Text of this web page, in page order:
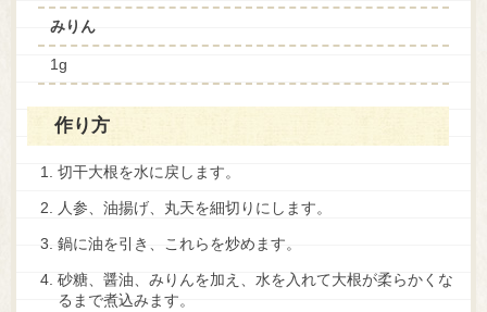
みりん
1g
作り方
切干大根を水に戻します。
人参、油揚げ、丸天を細切りにします。
鍋に油を引き、これらを炒めます。
砂糖、醤油、みりんを加え、水を入れて大根が柔らかくな
るまで煮込みます。